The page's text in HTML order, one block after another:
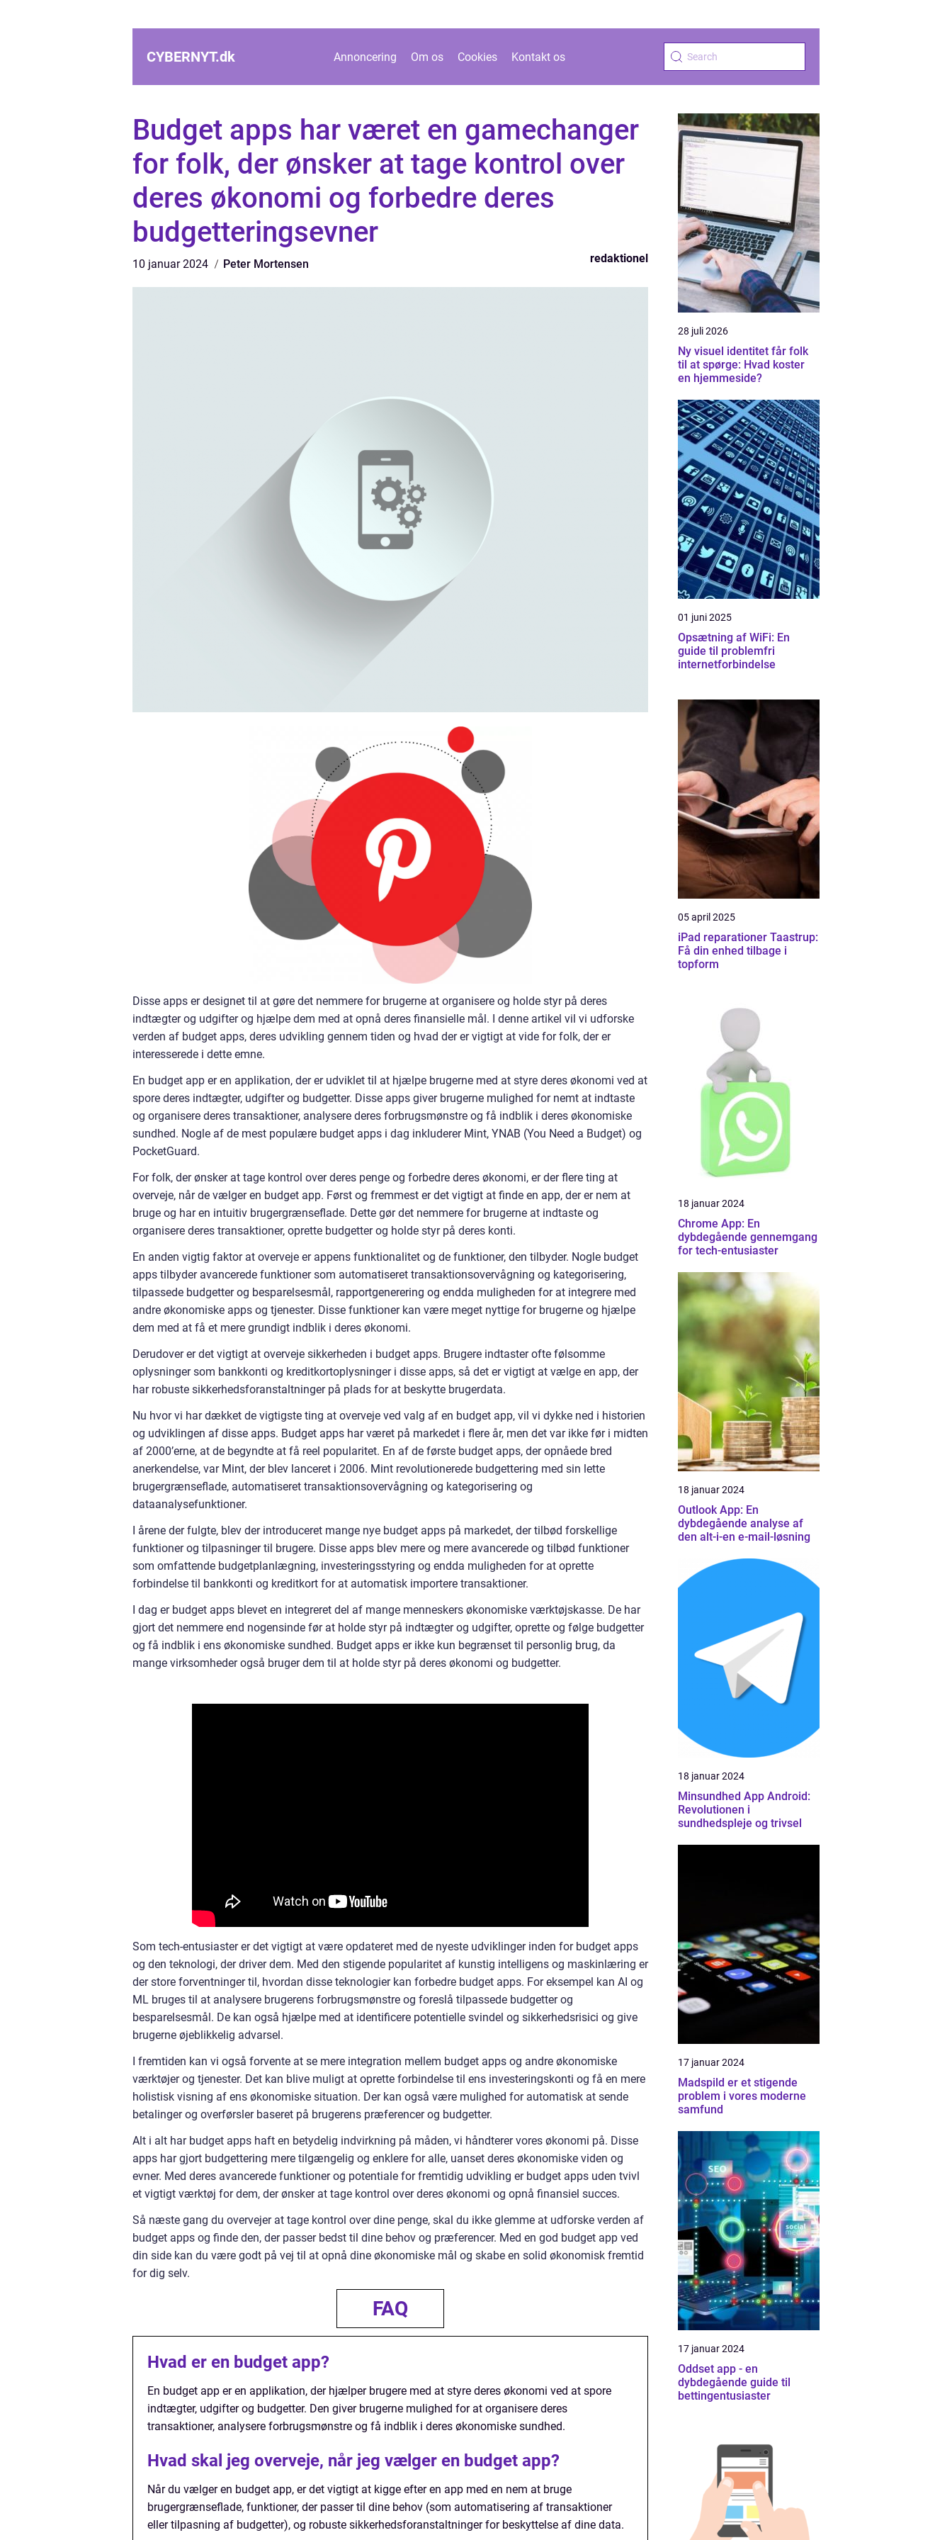
CYBERNYT.dk Annoncering Om os Cookies Kontakt os
Budget apps har været en gamechanger
for folk, der ønsker at tage kontrol over
deres økonomi og forbedre deres
budgetteringsevner
10 januar 2024 Peter Mortensen redaktionel
Disse apps er designet til at gøre det nemmere for brugerne at organisere og holde styr på deres
indtægter og udgifter og hjælpe dem med at opnå deres finansielle mål. I denne artikel vil vi udforske
verden af budget apps, deres udvikling gennem tiden og hvad der er vigtigt at vide for folk, der er
interesserede i dette emne.
En budget app er en applikation, der er udviklet til at hjælpe brugerne med at styre deres økonomi ved at
spore deres indtægter, udgifter og budgetter. Disse apps giver brugerne mulighed for nemt at indtaste
og organisere deres transaktioner, analysere deres forbrugsmønstre og få indblik i deres økonomiske
sundhed. Nogle af de mest populære budget apps i dag inkluderer Mint, YNAB (You Need a Budget) og
PocketGuard.
For folk, der ønsker at tage kontrol over deres penge og forbedre deres økonomi, er der flere ting at
overveje, når de vælger en budget app. Først og fremmest er det vigtigt at finde en app, der er nem at
bruge og har en intuitiv brugergrænseflade. Dette gør det nemmere for brugerne at indtaste og
organisere deres transaktioner, oprette budgetter og holde styr på deres konti.
En anden vigtig faktor at overveje er appens funktionalitet og de funktioner, den tilbyder. Nogle budget
apps tilbyder avancerede funktioner som automatiseret transaktionsovervågning og kategorisering,
tilpassede budgetter og besparelsesmål, rapportgenerering og endda muligheden for at integrere med
andre økonomiske apps og tjenester. Disse funktioner kan være meget nyttige for brugerne og hjælpe
dem med at få et mere grundigt indblik i deres økonomi.
Derudover er det vigtigt at overveje sikkerheden i budget apps. Brugere indtaster ofte følsomme
oplysninger som bankkonti og kreditkortoplysninger i disse apps, så det er vigtigt at vælge en app, der
har robuste sikkerhedsforanstaltninger på plads for at beskytte brugerdata.
Nu hvor vi har dækket de vigtigste ting at overveje ved valg af en budget app, vil vi dykke ned i historien
og udviklingen af disse apps. Budget apps har været på markedet i flere år, men det var ikke før i midten
af 2000’erne, at de begyndte at få reel popularitet. En af de første budget apps, der opnåede bred
anerkendelse, var Mint, der blev lanceret i 2006. Mint revolutionerede budgettering med sin lette
brugergrænseflade, automatiseret transaktionsovervågning og kategorisering og
dataanalysefunktioner.
I årene der fulgte, blev der introduceret mange nye budget apps på markedet, der tilbød forskellige
funktioner og tilpasninger til brugere. Disse apps blev mere og mere avancerede og tilbød funktioner
som omfattende budgetplanlægning, investeringsstyring og endda muligheden for at oprette
forbindelse til bankkonti og kreditkort for at automatisk importere transaktioner.
I dag er budget apps blevet en integreret del af mange menneskers økonomiske værktøjskasse. De har
gjort det nemmere end nogensinde før at holde styr på indtægter og udgifter, oprette og følge budgetter
og få indblik i ens økonomiske sundhed. Budget apps er ikke kun begrænset til personlig brug, da
mange virksomheder også bruger dem til at holde styr på deres økonomi og budgetter.
Som tech-entusiaster er det vigtigt at være opdateret med de nyeste udviklinger inden for budget apps
og den teknologi, der driver dem. Med den stigende popularitet af kunstig intelligens og maskinlæring er
der store forventninger til, hvordan disse teknologier kan forbedre budget apps. For eksempel kan AI og
ML bruges til at analysere brugerens forbrugsmønstre og foreslå tilpassede budgetter og
besparelsesmål. De kan også hjælpe med at identificere potentielle svindel og sikkerhedsrisici og give
brugerne øjeblikkelig advarsel.
I fremtiden kan vi også forvente at se mere integration mellem budget apps og andre økonomiske
værktøjer og tjenester. Det kan blive muligt at oprette forbindelse til ens investeringskonti og få en mere
holistisk visning af ens økonomiske situation. Der kan også være mulighed for automatisk at sende
betalinger og overførsler baseret på brugerens præferencer og budgetter.
Alt i alt har budget apps haft en betydelig indvirkning på måden, vi håndterer vores økonomi på. Disse
apps har gjort budgettering mere tilgængelig og enklere for alle, uanset deres økonomiske viden og
evner. Med deres avancerede funktioner og potentiale for fremtidig udvikling er budget apps uden tvivl
et vigtigt værktøj for dem, der ønsker at tage kontrol over deres økonomi og opnå finansiel succes.
Så næste gang du overvejer at tage kontrol over dine penge, skal du ikke glemme at udforske verden af
budget apps og finde den, der passer bedst til dine behov og præferencer. Med en god budget app ved
din side kan du være godt på vej til at opnå dine økonomiske mål og skabe en solid økonomisk fremtid
for dig selv.
FAQ
Hvad er en budget app?
En budget app er en applikation, der hjælper brugere med at styre deres økonomi ved at spore
indtægter, udgifter og budgetter. Den giver brugerne mulighed for at organisere deres
transaktioner, analysere forbrugsmønstre og få indblik i deres økonomiske sundhed.
Hvad skal jeg overveje, når jeg vælger en budget app?
Når du vælger en budget app, er det vigtigt at kigge efter en app med en nem at bruge
brugergrænseflade, funktioner, der passer til dine behov (som automatisering af transaktioner
eller tilpasning af budgetter), og robuste sikkerhedsforanstaltninger for beskyttelse af dine data.
28 juli 2026
Ny visuel identitet får folk
til at spørge: Hvad koster
en hjemmeside?
01 juni 2025
Opsætning af WiFi: En
guide til problemfri
internetforbindelse
05 april 2025
iPad reparationer Taastrup:
Få din enhed tilbage i
topform
18 januar 2024
Chrome App: En
dybdegående gennemgang
for tech-entusiaster
18 januar 2024
Outlook App: En
dybdegående analyse af
den alt-i-en e-mail-løsning
18 januar 2024
Minsundhed App Android:
Revolutionen i
sundhedspleje og trivsel
17 januar 2024
Madspild er et stigende
problem i vores moderne
samfund
17 januar 2024
Oddset app - en
dybdegående guide til
bettingentusiaster